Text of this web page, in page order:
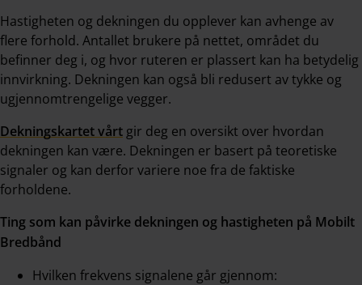
Hastigheten og dekningen du opplever kan avhenge av
flere forhold. Antallet brukere på nettet, området du
befinner deg i, og hvor ruteren er plassert kan ha betydelig
innvirkning. Dekningen kan også bli redusert av tykke og
ugjennomtrengelige vegger.
Dekningskartet vårt gir deg en oversikt over hvordan
dekningen kan være. Dekningen er basert på teoretiske
signaler og kan derfor variere noe fra de faktiske
forholdene.
Ting som kan påvirke dekningen og hastigheten på Mobilt
Bredbånd
Hvilken frekvens signalene går gjennom: